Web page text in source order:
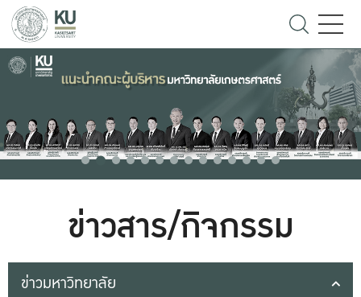
ข่าวสาร/กิจกรรม
ข่าวมหาวิทยาลัย